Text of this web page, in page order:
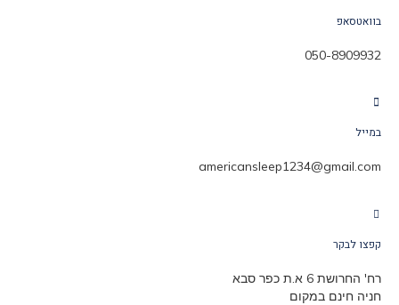
בוואטסאפ
050-8909932
במייל
americansleep1234@gmail.com
קפצו לבקר
רח' החרושת 6 א.ת כפר סבא
חניה חינם במקום